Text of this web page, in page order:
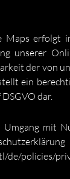
Maps erfolgt
unserer
der von
ein
dar.
mit
de/policies/